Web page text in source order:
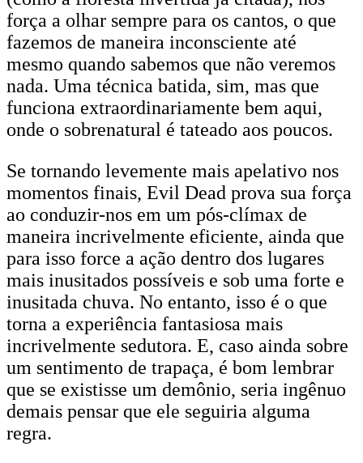
força a olhar sempre para os cantos, o que
fazemos de maneira inconsciente até
mesmo quando sabemos que não veremos
nada. Uma técnica batida, sim, mas que
funciona extraordinariamente bem aqui,
onde o sobrenatural é tateado aos poucos.
Se tornando levemente mais apelativo nos
momentos finais, Evil Dead prova sua força
ao conduzir-nos em um pós-clímax de
maneira incrivelmente eficiente, ainda que
para isso force a ação dentro dos lugares
mais inusitados possíveis e sob uma forte e
inusitada chuva. No entanto, isso é o que
torna a experiência fantasiosa mais
incrivelmente sedutora. E, caso ainda sobre
um sentimento de trapaça, é bom lembrar
que se existisse um demônio, seria ingênuo
demais pensar que ele seguiria alguma
regra.